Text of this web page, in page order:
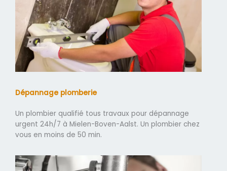
Dépannage plomberie
Un plombier qualifié tous travaux pour dépannage
urgent 24h/7 à Mielen-Boven-Aalst. Un plombier chez
vous en moins de 50 min.